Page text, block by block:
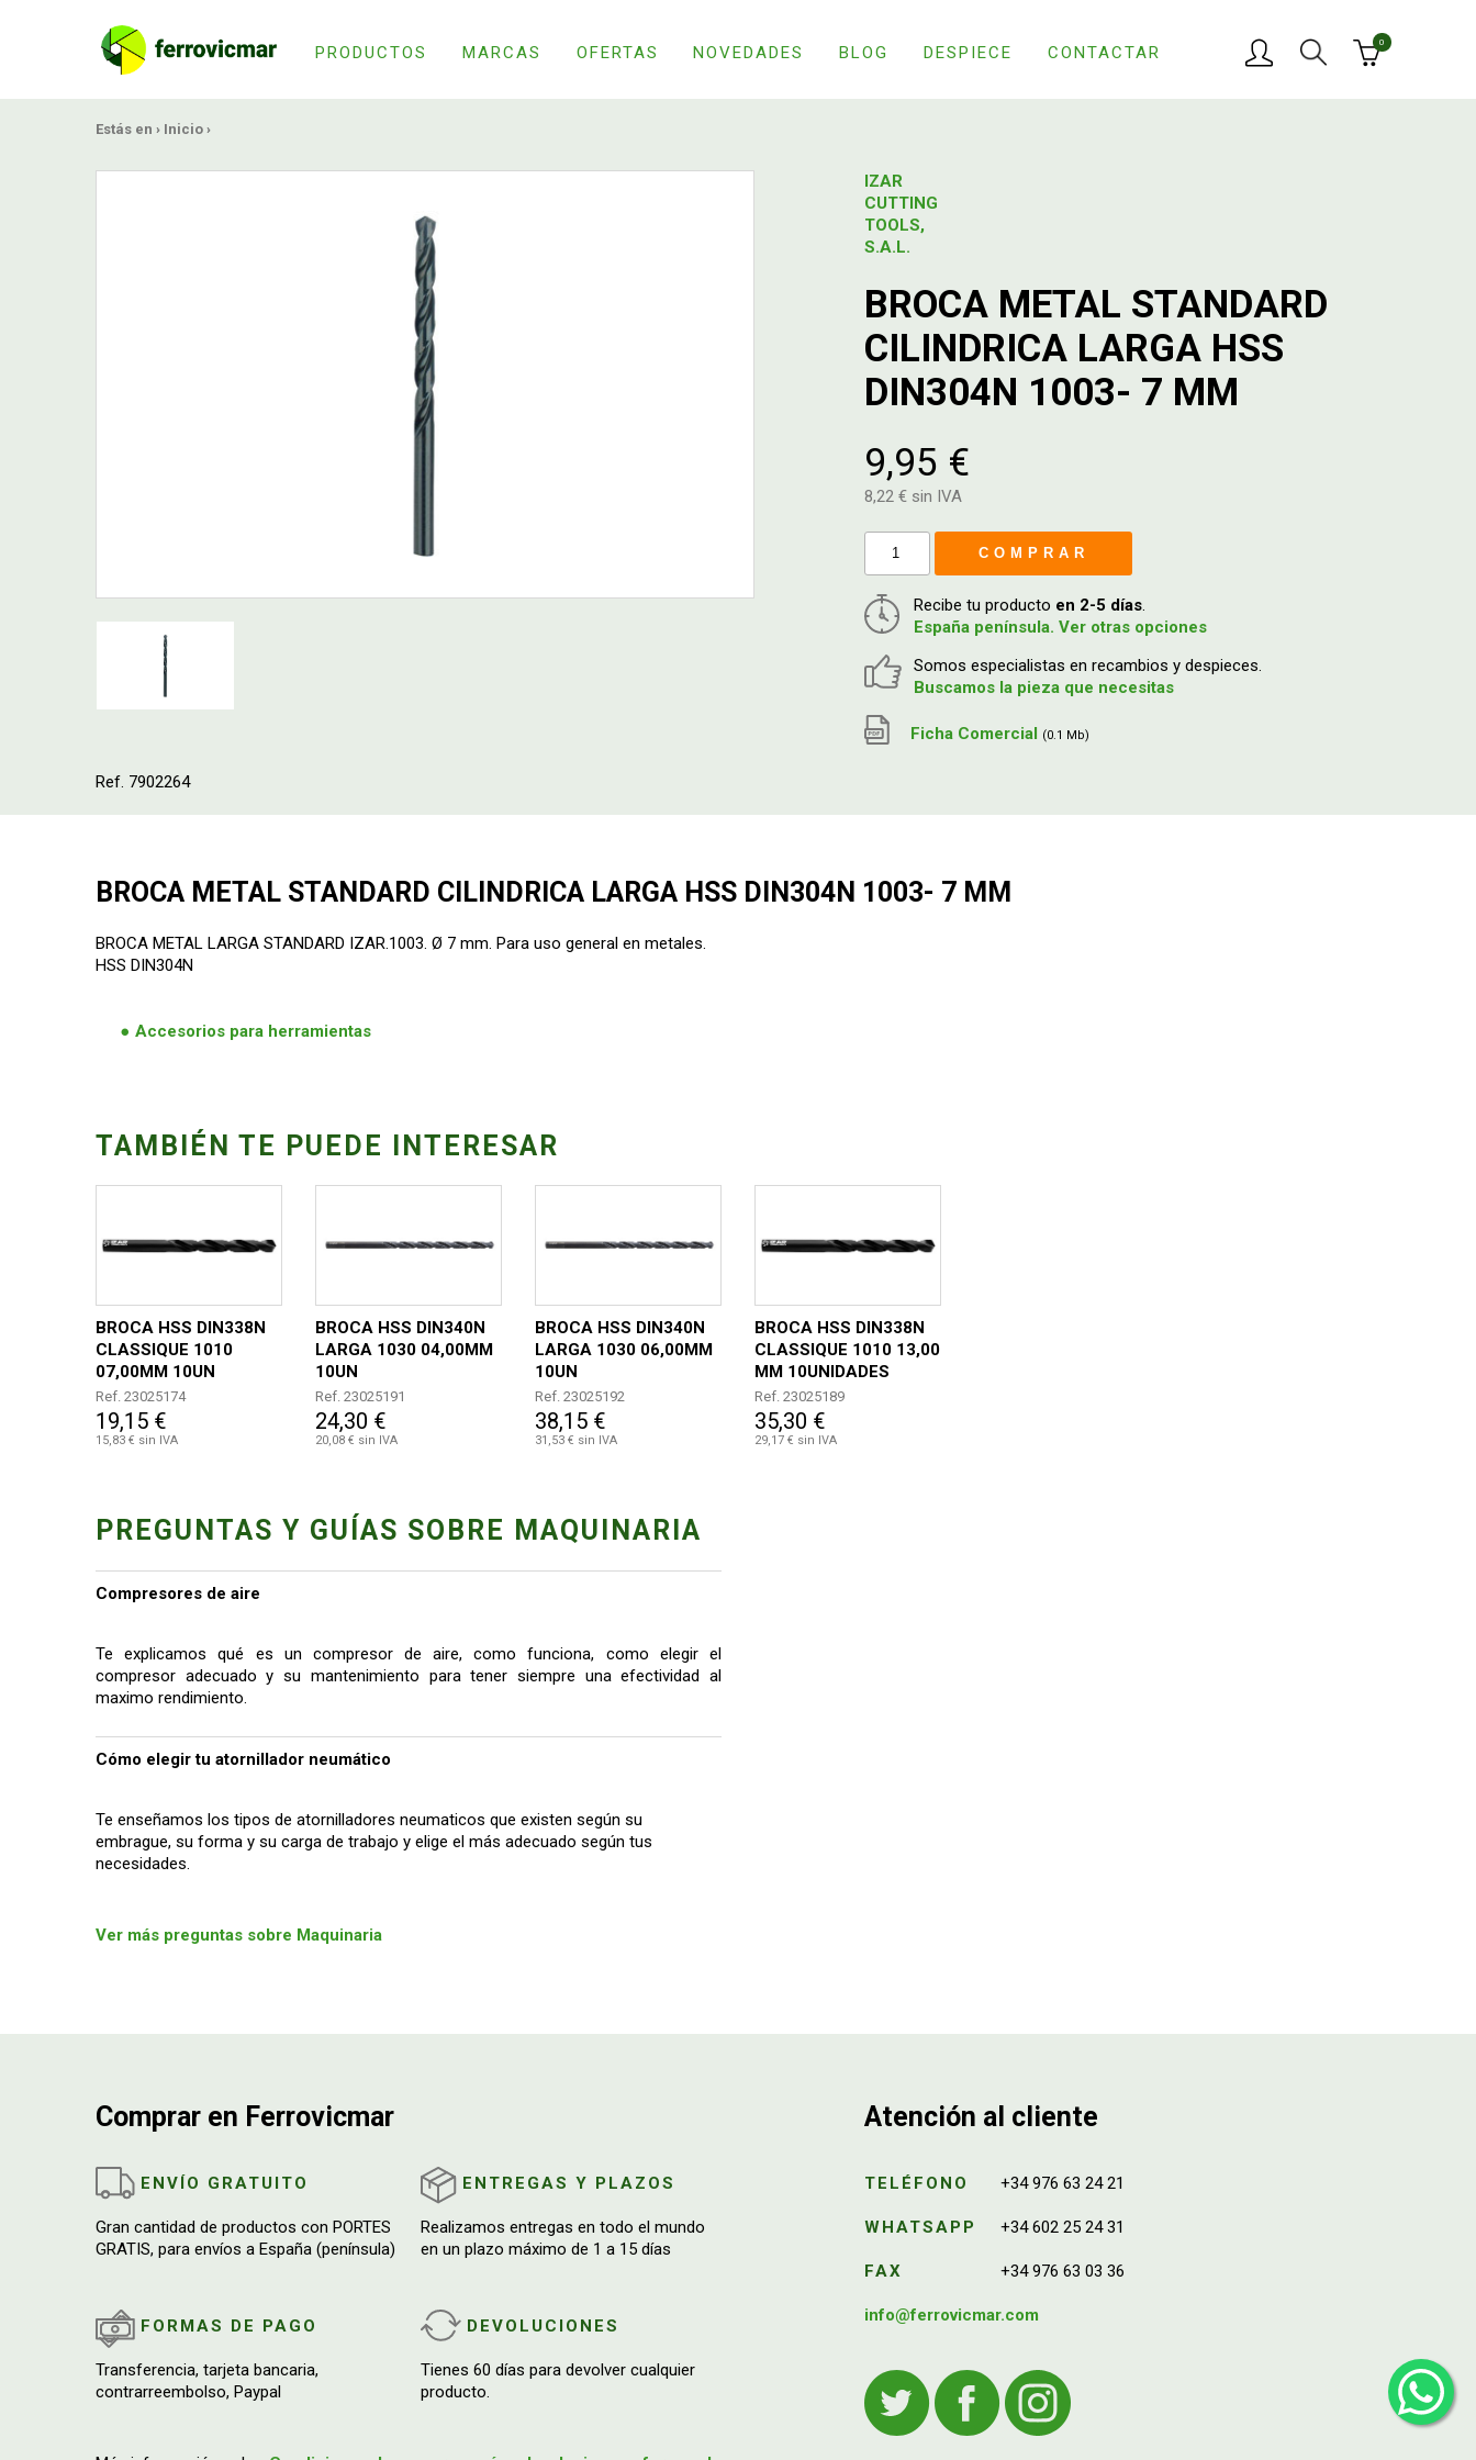
PRODUCTOS MARCAS OFERTAS NOVEDADES BLOG DESPIECE CONTACTAR
0
Estás en › Inicio ›
Ref. 7902264
IZAR
CUTTING
TOOLS,
S.A.L.
BROCA METAL STANDARD
CILINDRICA LARGA HSS
DIN304N 1003- 7 MM
9,95 €
8,22 € sin IVA
COMPRAR
Recibe tu producto en 2-5 días.
España península. Ver otras opciones
Somos especialistas en recambios y despieces.
Buscamos la pieza que necesitas
Ficha Comercial (0.1 Mb)
BROCA METAL STANDARD CILINDRICA LARGA HSS DIN304N 1003- 7 MM
BROCA METAL LARGA STANDARD IZAR.1003. Ø 7 mm. Para uso general en metales.
HSS DIN304N
Accesorios para herramientas
TAMBIÉN TE PUEDE INTERESAR
BROCA HSS DIN338N
CLASSIQUE 1010
07,00MM 10UN
Ref. 23025174
19,15 €
15,83 € sin IVA
BROCA HSS DIN340N
LARGA 1030 04,00MM
10UN
Ref. 23025191
24,30 €
20,08 € sin IVA
BROCA HSS DIN340N
LARGA 1030 06,00MM
10UN
Ref. 23025192
38,15 €
31,53 € sin IVA
BROCA HSS DIN338N
CLASSIQUE 1010 13,00
MM 10UNIDADES
Ref. 23025189
35,30 €
29,17 € sin IVA
PREGUNTAS Y GUÍAS SOBRE MAQUINARIA
Compresores de aire
Te explicamos qué es un compresor de aire, como funciona, como elegir el
compresor adecuado y su mantenimiento para tener siempre una efectividad al
maximo rendimiento.
Cómo elegir tu atornillador neumático
Te enseñamos los tipos de atornilladores neumaticos que existen según su
embrague, su forma y su carga de trabajo y elige el más adecuado según tus
necesidades.
Ver más preguntas sobre Maquinaria
Comprar en Ferrovicmar
ENVÍO GRATUITO
Gran cantidad de productos con PORTES
GRATIS, para envíos a España (península)
ENTREGAS Y PLAZOS
Realizamos entregas en todo el mundo
en un plazo máximo de 1 a 15 días
FORMAS DE PAGO
Transferencia, tarjeta bancaria,
contrarreembolso, Paypal
DEVOLUCIONES
Tienes 60 días para devolver cualquier
producto.
Atención al cliente
TELÉFONO +34 976 63 24 21
WHATSAPP +34 602 25 24 31
FAX +34 976 63 03 36
info@ferrovicmar.com